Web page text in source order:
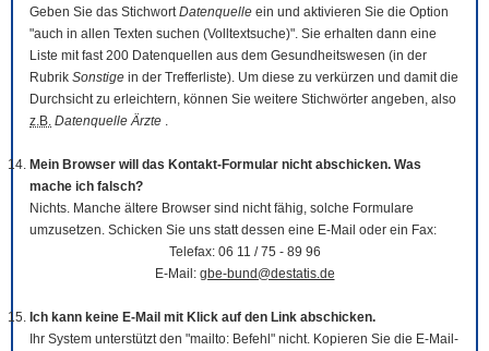
Geben Sie das StichwortDatenquelle ein und aktivieren Sie die Option
"auch in allen Texten suchen (Volltextsuche)". Sie erhalten dann eine
Liste mit fast 200 Datenquellen aus dem Gesundheitswesen (in der
Rubrik Sonstige in der Trefferliste). Um diese zu verkürzen und damit die
Durchsicht zu erleichtern, können Sie weitere Stichwörter angeben, also
z.B. Datenquelle Ärzte .
Mein Browser will das Kontakt-Formular nicht abschicken. Was
mache ich falsch?
Nichts. Manche ältere Browser sind nicht fähig, solche Formulare
umzusetzen. Schicken Sie uns statt dessen eine E-Mail oder ein Fax:
Telefax: 06 11 / 75 - 89 96
E-Mail: gbe-bund@destatis.de
Ich kann keine E-Mail mit Klick auf den Link abschicken.
Ihr System unterstützt den "mailto: Befehl" nicht. Kopieren Sie die E-Mail-